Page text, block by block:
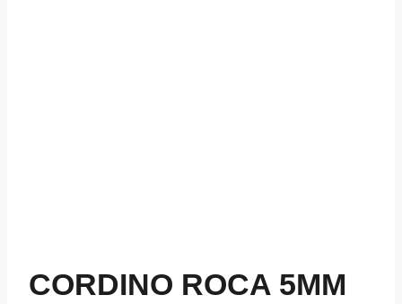
CORDINO ROCA 5MM